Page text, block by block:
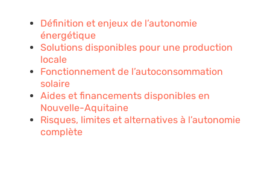
Définition et enjeux de l’autonomie
énergétique
Solutions disponibles pour une production
locale
Fonctionnement de l’autoconsommation
solaire
Aides et financements disponibles en
Nouvelle-Aquitaine
Risques, limites et alternatives à l’autonomie
complète